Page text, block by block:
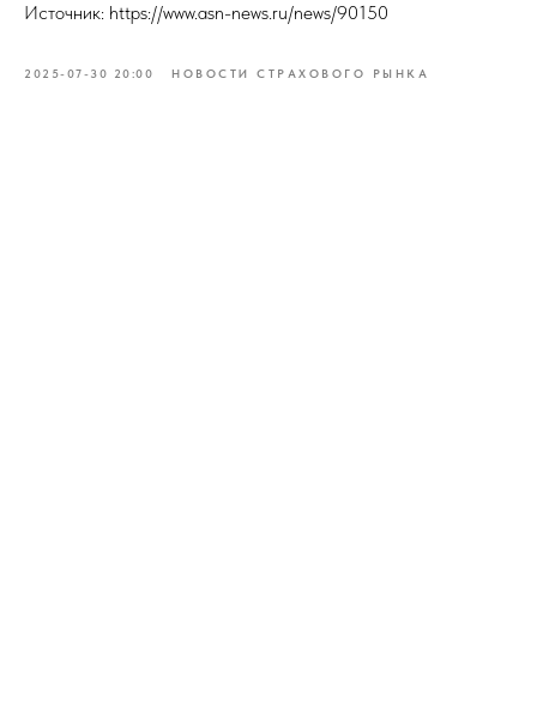
Источник: https://www.asn-news.ru/news/90150
2025-07-30 20:00 НОВОСТИ СТРАХОВОГО РЫНКА